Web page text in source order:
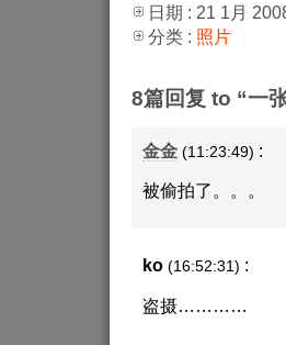
日期 : 21 1月
分类 : 照片
8篇回复 to “一
金金 (11:23:49) :
被偷拍了。。。
ko (16:52:31) :
盗摄…………